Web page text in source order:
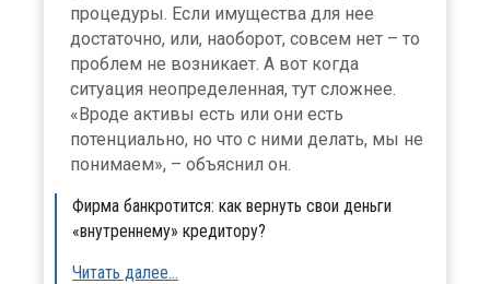
процедуры. Если имущества для нее
достаточно, или, наоборот, совсем нет – то
проблем не возникает. А вот когда
ситуация неопределенная, тут сложнее.
«Вроде активы есть или они есть
потенциально, но что с ними делать, мы не
понимаем», – объяснил он.
Фирма банкротится: как вернуть свои деньги
«внутреннему» кредитору?
Читать далее…